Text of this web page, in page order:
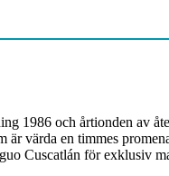
1986 och årtionden av
värda en timmes
Cuscatlán för exklusiv